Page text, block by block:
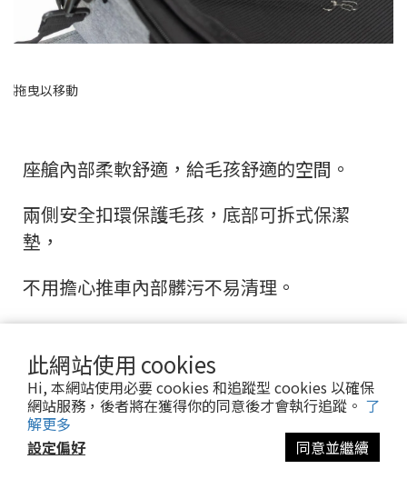
此網站使用 cookies
Hi, 本網站使用必要 cookies 和追蹤型 cookies 以確保
網站服務，後者將在獲得你的同意後才會執行追蹤。 了
解更多
設定偏好
同意並繼續
座艙內部柔軟舒適，給毛孩舒適的空間。
兩側安全扣環保護毛孩，底部可拆式保潔
墊，
不用擔心推車內部髒污不易清理。
【座艙內部空間舒適】